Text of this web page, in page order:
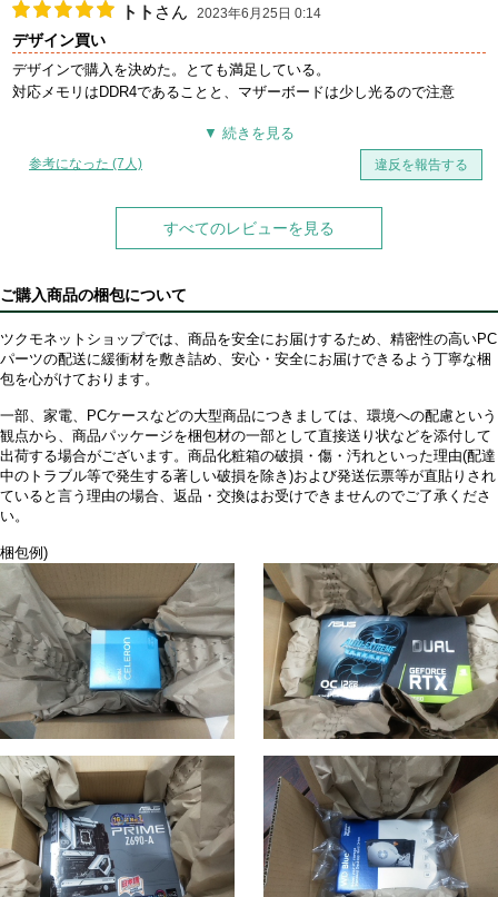
トト さん 2023年6月25日 0:14
デザイン買い
デザインで購入を決めた。とても満足している。
対応メモリはDDR4であることと、マザーボードは少し光るので注意
参考になった (7人) 違反を報告する
すべてのレビューを見る
ご購入商品の梱包について
ツクモネットショップでは、商品を安全にお届けするため、精密性の高いPC
パーツの配送に緩衝材を敷き詰め、安心・安全にお届けできるよう丁寧な梱
包を心がけております。
一部、家電、PCケースなどの大型商品につきましては、環境への配慮という
観点から、商品パッケージを梱包材の一部として直接送り状などを添付して
出荷する場合がございます。商品化粧箱の破損・傷・汚れといった理由(配達
中のトラブル等で発生する著しい破損を除き)および発送伝票等が直貼りされ
ていると言う理由の場合、返品・交換はお受けできませんのでご了承くださ
い。
梱包例)